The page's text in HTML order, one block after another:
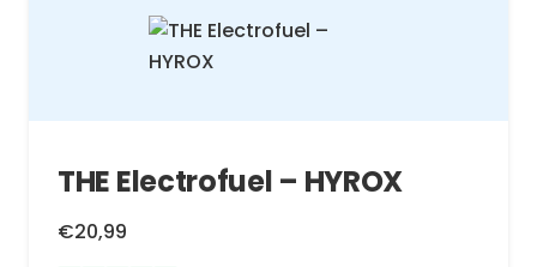
THE Electrofuel – HYROX
€20,99